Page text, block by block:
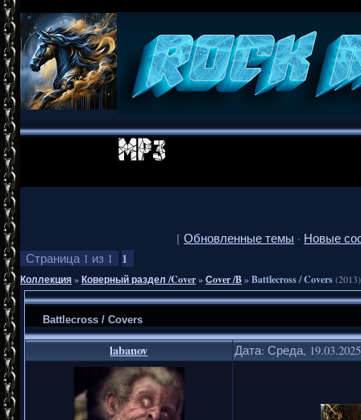
[ Обновленные темы · Новые
Страница 1 из 1 1
Коллекция»Коверный раздел /Cover»Сover /B»Battlecross / Covers(2013)
Battlecross / Covers
labanov Дата: Среда,